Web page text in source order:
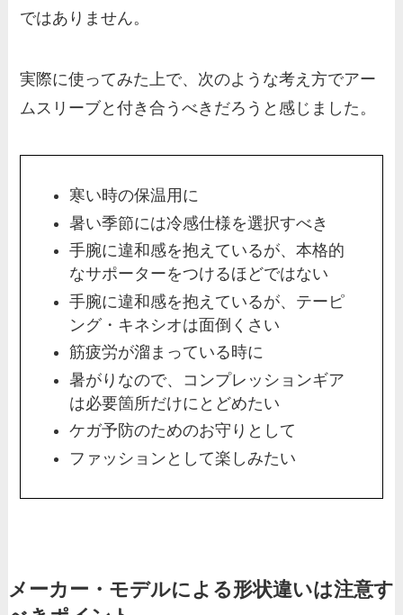
ではありません。
実際に使ってみた上で、次のような考え方でアー
ムスリーブと付き合うべきだろうと感じました。
寒い時の保温用に
暑い季節には冷感仕様を選択すべき
手腕に違和感を抱えているが、本格的
なサポーターをつけるほどではない
手腕に違和感を抱えているが、テーピ
ング・キネシオは面倒くさい
筋疲労が溜まっている時に
暑がりなので、コンプレッションギア
は必要箇所だけにとどめたい
ケガ予防のためのお守りとして
ファッションとして楽しみたい
メーカー・モデルによる形状違いは注意す